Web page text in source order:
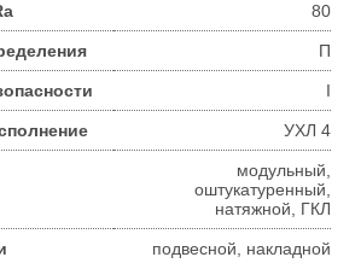
80
П
I
УХЛ 4
модульный,
оштукатуренный,
натяжной, ГКЛ
подвесной, накладной